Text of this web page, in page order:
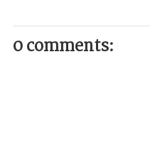
0 comments: